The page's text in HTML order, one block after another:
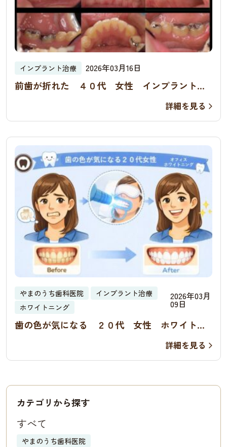
インプラント治療 2026年03月16日
前歯が折れた ４０代 女性 インプラント治
詳細を見る
やまのうち歯科医院
インプラント治療
ホワイトニング
2026年03月
09日
歯の色が気になる ２０代 女性 ホワイトニ
詳細を見る
カテゴリから探す
すべて
やまのうち歯科医院